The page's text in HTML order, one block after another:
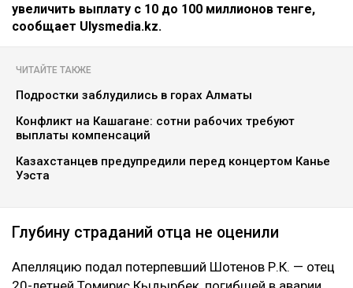
увеличить выплату с 10 до 100 миллионов тенге,
сообщает Ulysmedia.kz.
ЧИТАЙТЕ ТАКЖЕ
Подростки заблудились в горах Алматы
Конфликт на Кашагане: сотни рабочих требуют
выплаты компенсаций
Казахстанцев предупредили перед концертом Канье
Уэста
Глубину страданий отца не оценили
Апелляцию подал потерпевший Шотенов Р.К. — отец